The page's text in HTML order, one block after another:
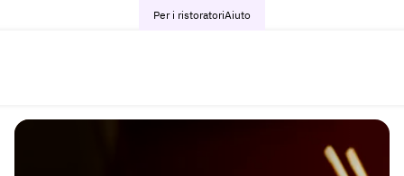
Per i ristoratoriAiuto